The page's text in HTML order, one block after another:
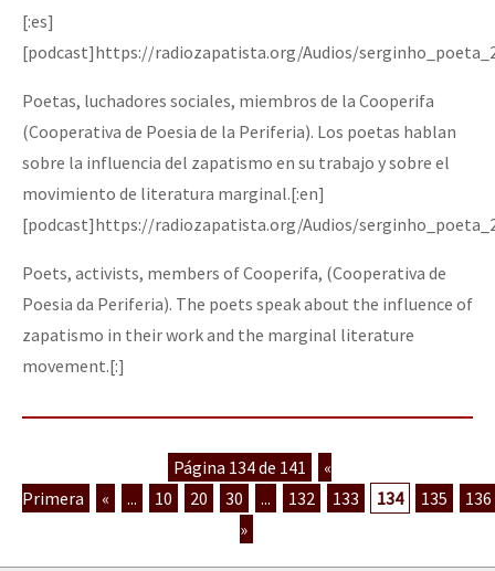
[:es]
[podcast]https://radiozapatista.org/Audios/
Poetas, luchadores sociales, miembros de la Cooperifa
(Cooperativa de Poesia de la Periferia). Los poetas hablan
sobre la influencia del zapatismo en su trabajo y sobre el
movimiento de literatura marginal.[:en]
[podcast]https://radiozapatista.org/Audios/
Poets, activists, members of Cooperifa, (Cooperativa de
Poesia da Periferia). The poets speak about the influence of
zapatismo in their work and the marginal literature
movement.[:]
Página 134 de 141
«
Primera
« ... 10 20 30 ... 132 133 134 135
136
»